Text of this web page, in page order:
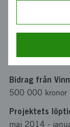
SP SVERIGES
Bidrag från
500 000 kronor
Projektets
maj 2014 -